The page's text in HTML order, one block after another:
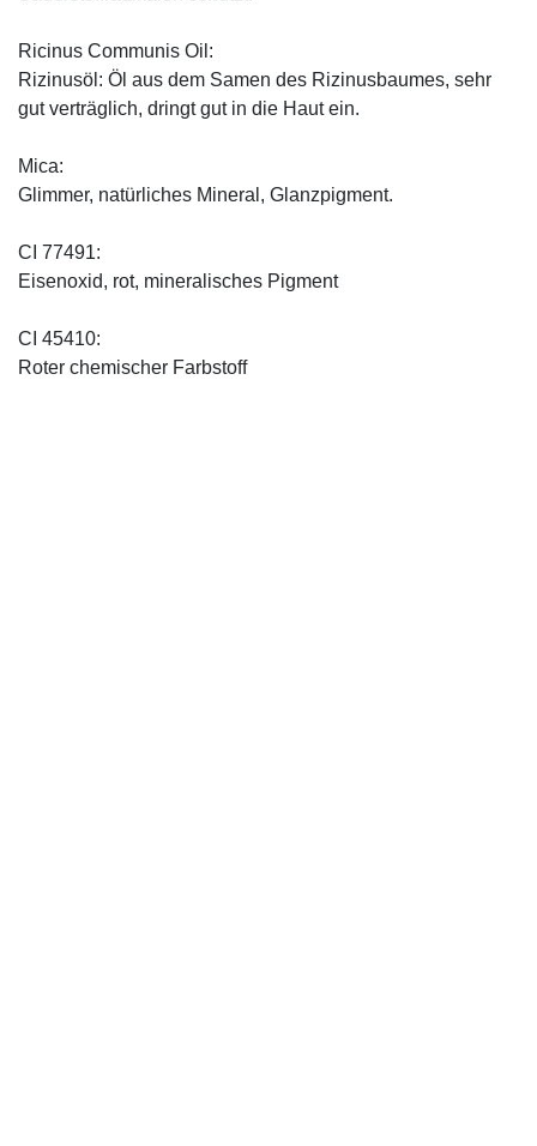
Ricinus Communis Oil:
Rizinusöl: Öl aus dem Samen des Rizinusbaumes, sehr
gut verträglich, dringt gut in die Haut ein.
Mica:
Glimmer, natürliches Mineral, Glanzpigment.
CI 77491:
Eisenoxid, rot, mineralisches Pigment
CI 45410:
Roter chemischer Farbstoff